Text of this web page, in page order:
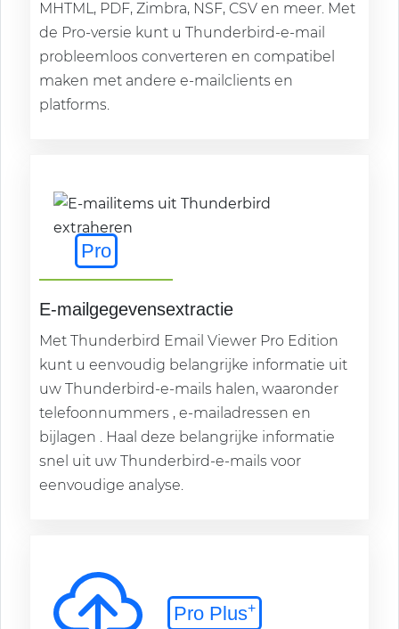
MHTML, PDF, Zimbra, NSF, CSV en meer. Met
de Pro-versie kunt u Thunderbird-e-mail
probleemloos converteren en compatibel
maken met andere e-mailclients en
platforms.
Pro
E-mailgegevensextractie
Met Thunderbird Email Viewer Pro Edition
kunt u eenvoudig belangrijke informatie uit
uw Thunderbird-e-mails halen, waaronder
telefoonnummers , e-mailadressen en
bijlagen . Haal deze belangrijke informatie
snel uit uw Thunderbird-e-mails voor
eenvoudige analyse.
Pro Plus+